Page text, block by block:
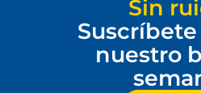
Sin
nuestro